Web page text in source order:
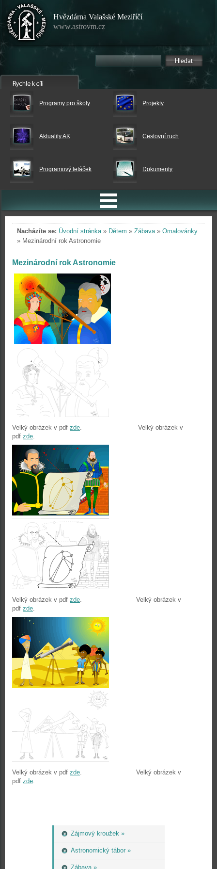
Hvězdárna Valašské Meziříčí
www.astrovm.cz
Programy pro školy Projekty
Aktuality AK Cestovní ruch
Programový letáček Dokumenty
Zájmový kroužek »
Astronomický tábor »
Zábava »
Nacházíte se: Úvodní stránka» Dětem » Zábava» Omalovánky
» Mezinárodní rok Astronomie
Mezinárodní rok Astronomie
Velký obrázek v pdf zde. Velký obrázek v
pdf zde.
Velký obrázek v pdf zde. Velký obrázek v
pdf zde.
Velký obrázek v pdf zde. Velký obrázek v
pdf zde.